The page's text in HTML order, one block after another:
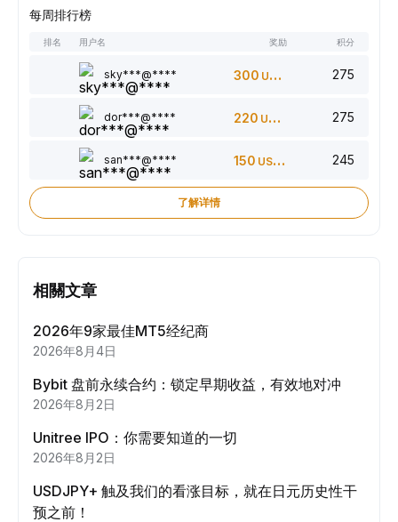
每周排行榜
排名 用户名 奖励 积分
sky***@**** 300 USDT 275
dor***@**** 220 USDT 275
san***@**** 150 USDT 245
了解详情
相關文章
2026年9家最佳MT5经纪商
2026年8月4日
Bybit 盘前永续合约：锁定早期收益，有效地对冲
2026年8月2日
Unitree IPO：你需要知道的一切
2026年8月2日
USDJPY+ 触及我们的看涨目标，就在日元历史性干
预之前！